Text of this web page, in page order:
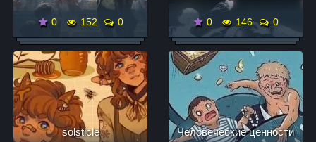
0 152 0 0 146 0
solsticle Чeловеческие ценности